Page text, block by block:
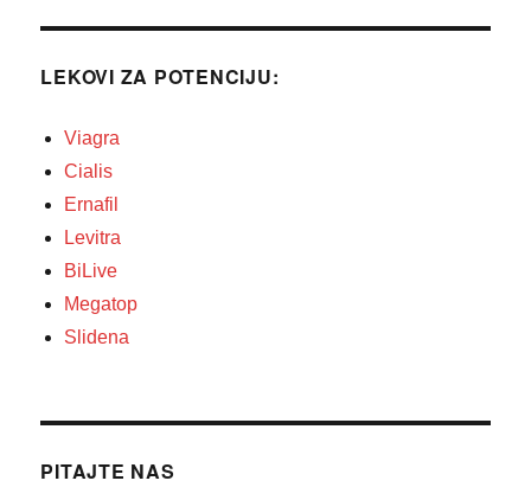
LEKOVI ZA POTENCIJU:
Viagra
Cialis
Ernafil
Levitra
BiLive
Megatop
Slidena
PITAJTE NAS